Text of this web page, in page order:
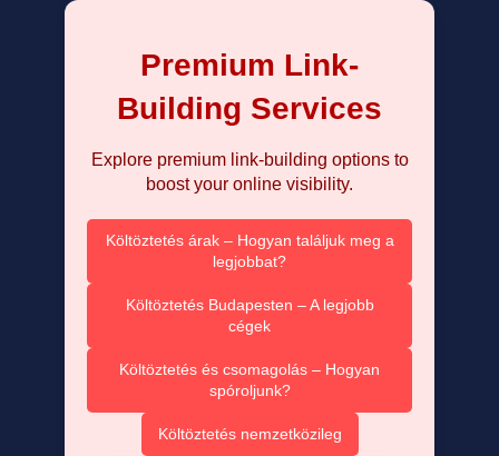
Premium Link-
Building Services
Explore premium link-building options to
boost your online visibility.
Költöztetés árak – Hogyan találjuk meg a
legjobbat?
Költöztetés Budapesten – A legjobb
cégek
Költöztetés és csomagolás – Hogyan
spóroljunk?
Költöztetés nemzetközileg